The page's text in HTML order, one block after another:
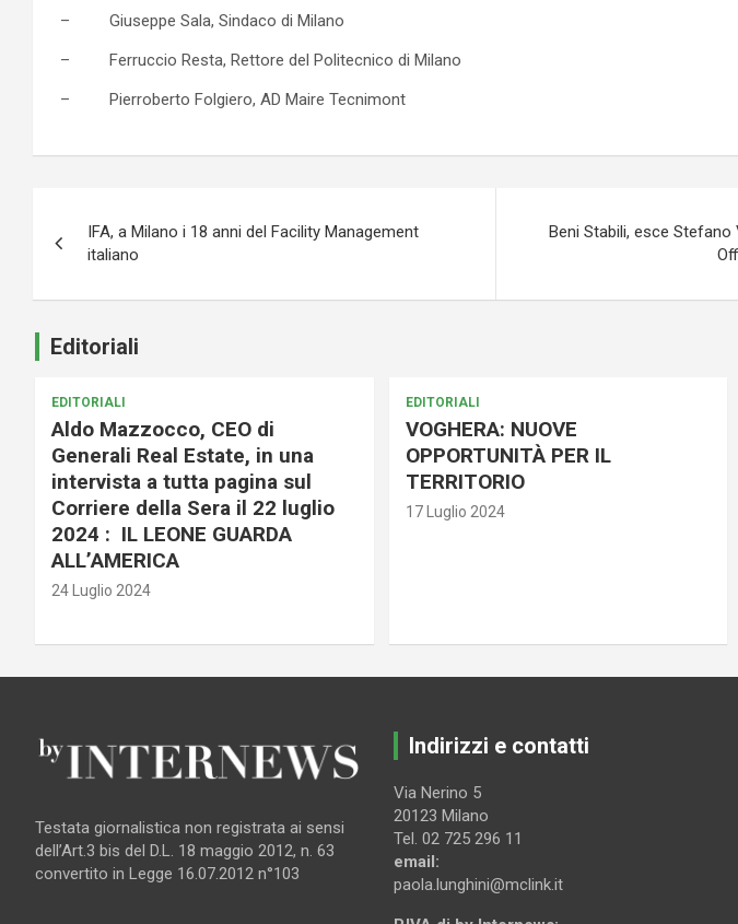
– Giuseppe Sala, Sindaco di Milano
– Ferruccio Resta, Rettore del Politecnico di Milano
– Pierroberto Folgiero, AD Maire Tecnimont
articoli
IFA, a Milano i 18 anni del Facility Management
italiano
Beni Stabili, esce
Editoriali
EDITORIALI
Aldo Mazzocco, CEO di
Generali Real Estate, in una
intervista a tutta pagina sul
Corriere della Sera il 22 luglio
2024 : IL LEONE GUARDA
ALL’AMERICA
24 Luglio 2024
EDITORIALI
VOGHERA: NUOVE
OPPORTUNITÀ PER IL
TERRITORIO
17 Luglio 2024
Testata giornalistica non registrata ai sensi
dell’Art.3 bis del D.L. 18 maggio 2012, n. 63
convertito in Legge 16.07.2012 n°103
Indirizzi e contatti
Via Nerino 5
20123 Milano
Tel. 02 725 296 11
email:
paola.lunghini@mclink.it